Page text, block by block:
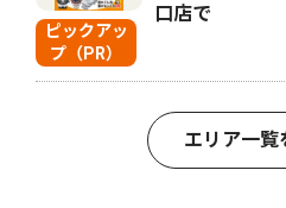
ピックアッ
プ（PR）
口店で
エリア一覧